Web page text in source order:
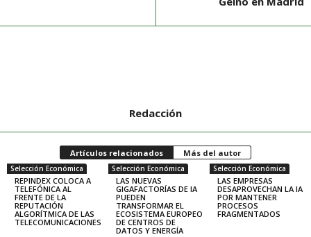
Redacción
Artículos relacionados Más del autor
Selección Económica
REPINDEX COLOCA A
TELEFÓNICA AL
FRENTE DE LA
REPUTACIÓN
ALGORÍTMICA DE LAS
TELECOMUNICACIONES
Selección Económica
LAS NUEVAS
GIGAFACTORÍAS DE IA
PUEDEN
TRANSFORMAR EL
ECOSISTEMA EUROPEO
DE CENTROS DE
DATOS Y ENERGÍA
Selección Económica
LAS EMPRESAS
DESAPROVECHAN LA IA
POR MANTENER
PROCESOS
FRAGMENTADOS